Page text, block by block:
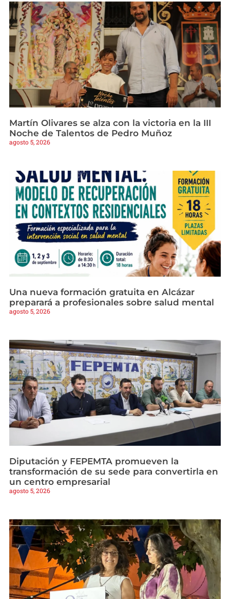
Martín Olivares se alza con la victoria en la III
Noche de Talentos de Pedro Muñoz
agosto 5, 2026
Una nueva formación gratuita en Alcázar
preparará a profesionales sobre salud mental
agosto 5, 2026
Diputación y FEPEMTA promueven la
transformación de su sede para convertirla en
un centro empresarial
agosto 5, 2026